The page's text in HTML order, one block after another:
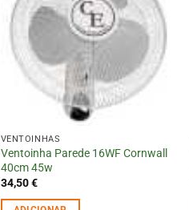
VENTOINHAS
Ventoinha Parede 16WF Cornwall
40cm 45w
34,50€